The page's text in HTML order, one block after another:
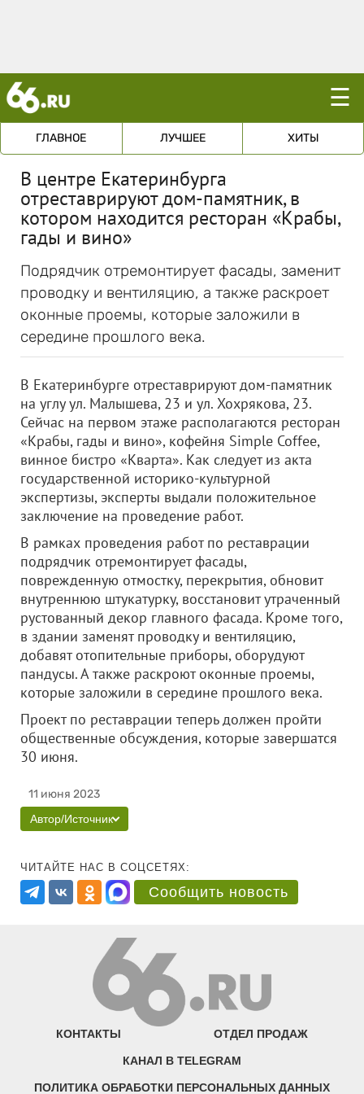
☰
ГЛАВНОЕ ЛУЧШЕЕ ХИТЫ
В центре Екатеринбурга
отреставрируют дом-памятник, в
котором находится ресторан «Крабы,
гады и вино»
Подрядчик отремонтирует фасады, заменит
проводку и вентиляцию, а также раскроет
оконные проемы, которые заложили в
середине прошлого века.
В Екатеринбурге отреставрируют дом-памятник
на углу ул. Малышева, 23 и ул. Хохрякова, 23.
Сейчас на первом этаже располагаются ресторан
«Крабы, гады и вино», кофейня Simple Coffee,
винное бистро «Кварта». Как следует из акта
государственной историко-культурной
экспертизы, эксперты выдали положительное
заключение на проведение работ.
В рамках проведения работ по реставрации
подрядчик отремонтирует фасады,
поврежденную отмостку, перекрытия, обновит
внутреннюю штукатурку, восстановит утраченный
рустованный декор главного фасада. Кроме того,
в здании заменят проводку и вентиляцию,
добавят отопительные приборы, оборудуют
пандусы. А также раскроют оконные проемы,
которые заложили в середине прошлого века.
Проект по реставрации теперь должен пройти
общественные обсуждения, которые завершатся
30 июня.
11 июня 2023
Автор/Источник
ЧИТАЙТЕ НАС В СОЦСЕТЯХ:
Сообщить новость
КОНТАКТЫ ОТДЕЛ ПРОДАЖ
КАНАЛ В TELEGRAM
ПОЛИТИКА ОБРАБОТКИ ПЕРСОНАЛЬНЫХ ДАННЫХ